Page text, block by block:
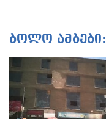
ბოლო ამბები: